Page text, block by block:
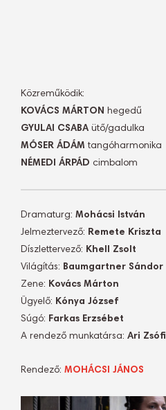
Közreműködik:
KOVÁCS MÁRTON hegedű
GYULAI CSABA ütő/gadulka
MÓSER ÁDÁM tangóharmonika
NÉMEDI ÁRPÁD cimbalom
Dramaturg: Mohácsi István
Jelmeztervező: Remete Kriszta
Díszlettervező: Khell Zsolt
Világítás: Baumgartner Sándor
Zene: Kovács Márton
Ügyelő: Kónya József
Súgó: Farkas Erzsébet
A rendező munkatársa: Ari Zsófi
Rendező: MOHÁCSI JÁNOS